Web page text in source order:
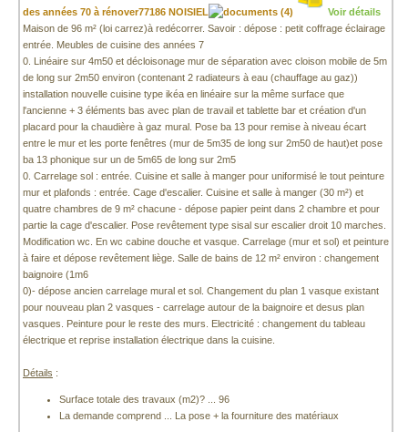
des années 70 à rénover77186 NOISIEL (4)
Voir détails
Maison de 96 m² (loi carrez)à redécorrer. Savoir : dépose : petit coffrage éclairage
entrée. Meubles de cuisine des années 7
0. Linéaire sur 4m50 et décloisonage mur de séparation avec cloison mobile de 5m
de long sur 2m50 environ (contenant 2 radiateurs à eau (chauffage au gaz))
installation nouvelle cuisine type ikéa en linéaire sur la même surface que
l'ancienne + 3 éléments bas avec plan de travail et tablette bar et création d'un
placard pour la chaudière à gaz mural. Pose ba 13 pour remise à niveau écart
entre le mur et les porte fenêtres (mur de 5m35 de long sur 2m50 de haut)et pose
ba 13 phonique sur un de 5m65 de long sur 2m5
0. Carrelage sol : entrée. Cuisine et salle à manger pour uniformisé le tout peinture
mur et plafonds : entrée. Cage d'escalier. Cuisine et salle à manger (30 m²) et
quatre chambres de 9 m² chacune - dépose papier peint dans 2 chambre et pour
partie la cage d'escalier. Pose revêtement type sisal sur escalier droit 10 marches.
Modification wc. En wc cabine douche et vasque. Carrelage (mur et sol) et peinture
à faire et dépose revêtement liège. Salle de bains de 12 m² environ : changement
baignoire (1m6
0)- dépose ancien carrelage mural et sol. Changement du plan 1 vasque existant
pour nouveau plan 2 vasques - carrelage autour de la baignoire et desus plan
vasques. Peinture pour le reste des murs. Electricité : changement du tableau
électrique et reprise installation électrique dans la cuisine.
Détails :
Surface totale des travaux (m2)? ... 96
La demande comprend ... La pose + la fourniture des matériaux